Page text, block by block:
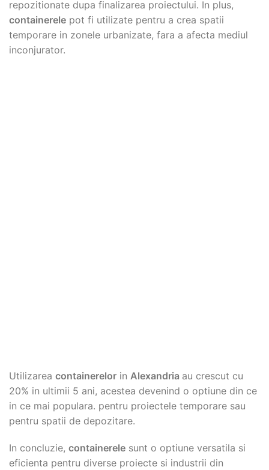
repozitionate dupa finalizarea proiectului. In plus,
containerele pot fi utilizate pentru a crea spatii
temporare in zonele urbanizate, fara a afecta mediul
inconjurator.
Utilizarea containerelor in Alexandria au crescut cu
20% in ultimii 5 ani, acestea devenind o optiune din ce
in ce mai populara. pentru proiectele temporare sau
pentru spatii de depozitare.
In concluzie, containerele sunt o optiune versatila si
eficienta pentru diverse proiecte si industrii din